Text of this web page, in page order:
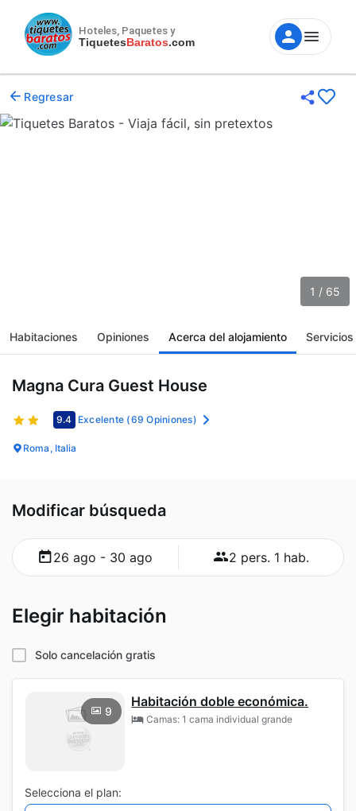
Hoteles, Paquetes y
TiquetesBaratos.com
Regresar
1 / 65
Habitaciones Opiniones Acerca del alojamiento Servicios
Magna Cura Guest House
9.4 Excelente (69 Opiniones)
Roma, Italia
Modificar búsqueda
26 ago - 30 ago 2 pers. 1 hab.
Elegir habitación
Solo cancelación gratis
9
Habitación doble económica.
Camas: 1 cama individual grande
Selecciona el plan: